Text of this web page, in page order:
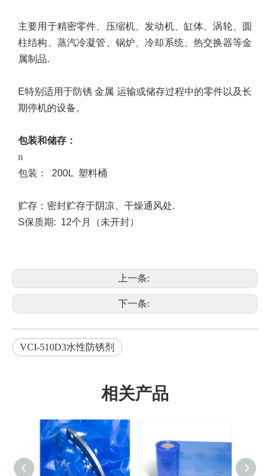
主要用于精密零件、压缩机、发动机、缸体、涡轮、圆
柱结构、蒸汽冷凝管、锅炉、冷却系统、热交换器等金
属制品.
E特别适用于防锈金属 运输或储存过程中的零件以及长
期停机的设备。
包装和储存 ：
n
包装：
200L 塑料桶
贮存：密封贮存于阴凉、干燥通风处.
S保质期: 12个月（未开封）
上一条:
下一条:
VCI-510D3水性防锈剂
相关产品